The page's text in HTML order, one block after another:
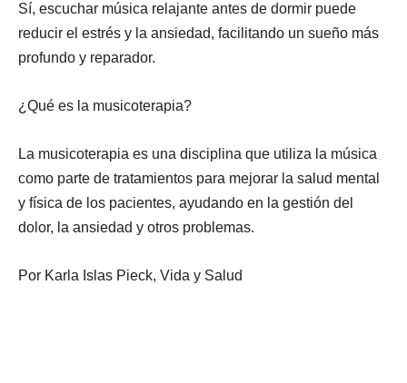
Sí, escuchar música relajante antes de dormir puede
reducir el estrés y la ansiedad, facilitando un sueño más
profundo y reparador.
¿Qué es la musicoterapia?
La musicoterapia es una disciplina que utiliza la música
como parte de tratamientos para mejorar la salud mental
y física de los pacientes, ayudando en la gestión del
dolor, la ansiedad y otros problemas.
Por Karla Islas Pieck, Vida y Salud